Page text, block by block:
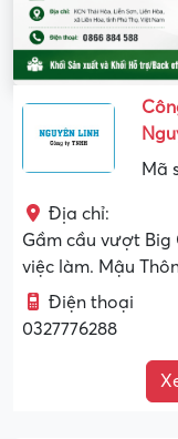
Mã
Địa chỉ:
Gầm cầu vượt
việc làm. Mậu
Điện thoại
0327776288